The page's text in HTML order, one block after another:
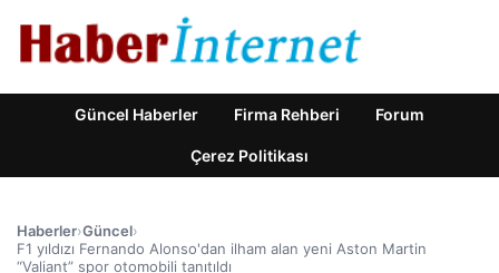
Güncel Haberler Firma Rehberi Forum
Çerez Politikası
Haberler›Güncel›
F1 yıldızı Fernando Alonso'dan ilham alan yeni Aston Martin
“Valiant” spor otomobili tanıtıldı